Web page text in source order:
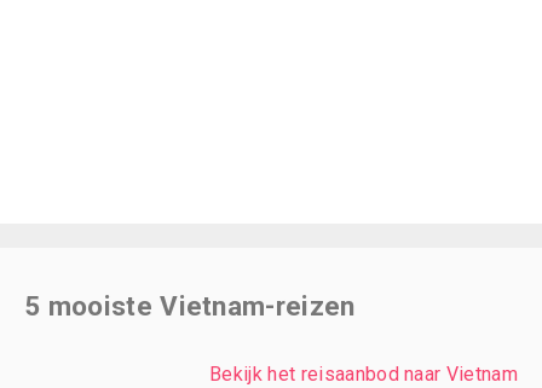
5 mooiste Vietnam-reizen
Bekijk het reisaanbod naar Vietnam